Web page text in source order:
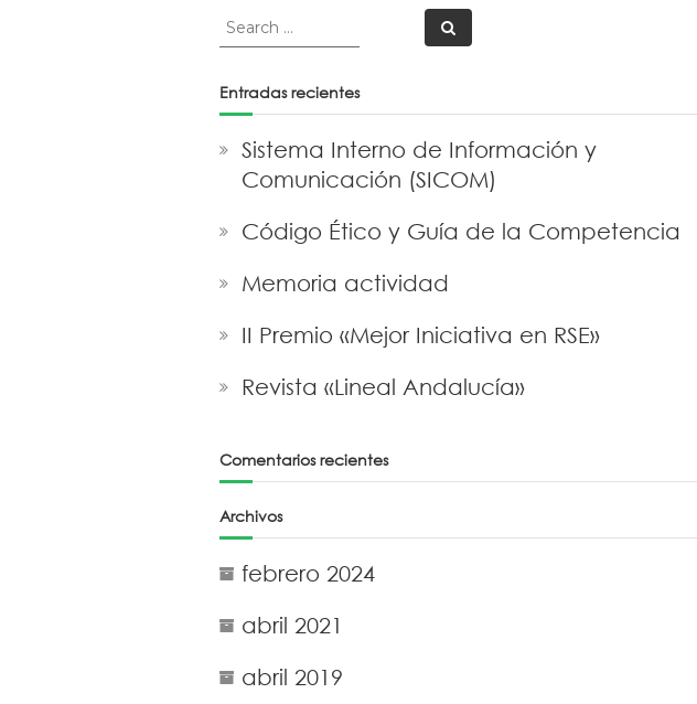
Search
Search
Entradas recientes
Sistema Interno de Información y
Comunicación (SICOM)
Código Ético y Guía de la Competencia
Memoria actividad
II Premio «Mejor Iniciativa en RSE»
Revista «Lineal Andalucía»
Comentarios recientes
Archivos
febrero 2024
abril 2021
abril 2019